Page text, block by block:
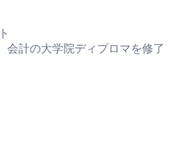
会計の大学院ディプロマを修了